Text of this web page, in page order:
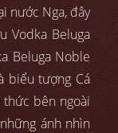
nước Nga, đây
Vodka Beluga
Beluga Noble
biểu tượng Cá
bên ngoài
ánh nhìn